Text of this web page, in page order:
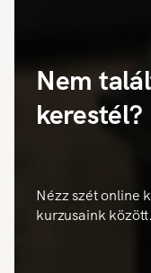
Nem
kerestél?
Nézz szét online
kurzusaink között.